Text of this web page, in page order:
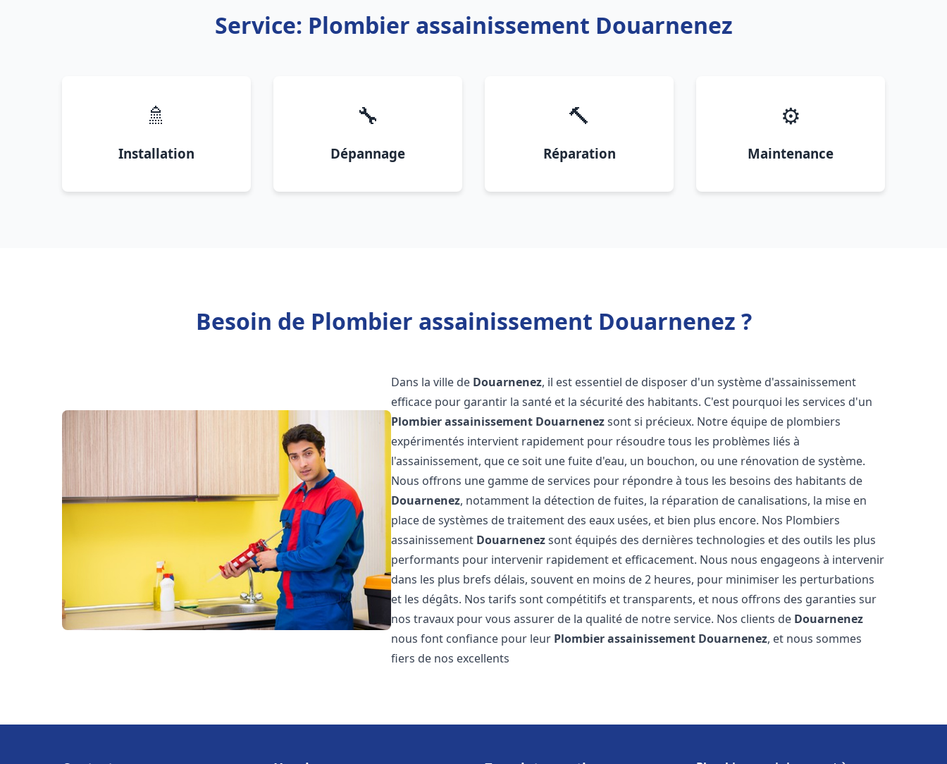
Service: Plombier assainissement Douarnenez
🚿
Installation
🔧
Dépannage
🔨
Réparation
⚙️
Maintenance
Besoin de Plombier assainissement Douarnenez ?
Dans la ville de Douarnenez, il est essentiel de disposer d'un système d'assainissement
efficace pour garantir la santé et la sécurité des habitants. C'est pourquoi les services d'un
Plombier assainissement Douarnenezsont si précieux. Notre équipe de plombiers
expérimentés intervient rapidement pour résoudre tous les problèmes liés à
l'assainissement, que ce soit une fuite d'eau, un bouchon, ou une rénovation de système.
Nous offrons une gamme de services pour répondre à tous les besoins des habitants de
Douarnenez, notamment la détection de fuites, la réparation de canalisations, la mise en
place de systèmes de traitement des eaux usées, et bien plus encore. Nos Plombiers
assainissement Douarnenezsont équipés des dernières technologies et des outils les plus
performants pour intervenir rapidement et efficacement. Nous nous engageons à intervenir
dans les plus brefs délais, souvent en moins de 2 heures, pour minimiser les perturbations
et les dégâts. Nos tarifs sont compétitifs et transparents, et nous offrons des garanties sur
nos travaux pour vous assurer de la qualité de notre service. Nos clients de Douarnenez
nous font confiance pour leur Plombier assainissement Douarnenez, et nous sommes
fiers de nos excellents